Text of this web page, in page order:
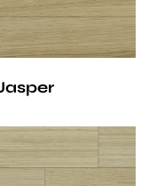
przede
się
elegancja
ozdobą domu.
jest na
zarówno